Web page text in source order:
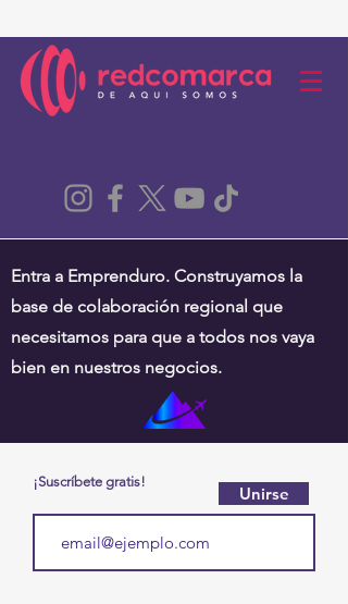
Entra a Emprenduro. Construyamos la
base de colaboración regional que
necesitamos para que a todos nos vaya
bien en nuestros negocios.
¡Suscríbete gratis!
Unirse